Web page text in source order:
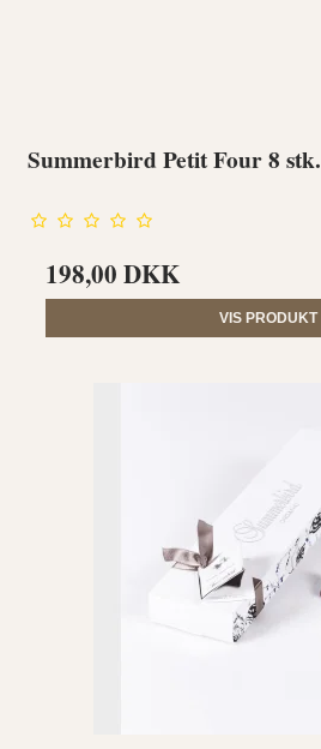
Summerbird Petit Four 8 stk.
198,00 DKK
VIS PRODUKT